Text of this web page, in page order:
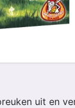
uit en